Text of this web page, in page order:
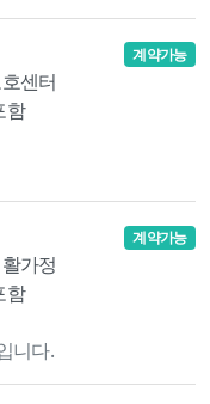
센터
함
계약가능
가정
함
계약가능
니다.